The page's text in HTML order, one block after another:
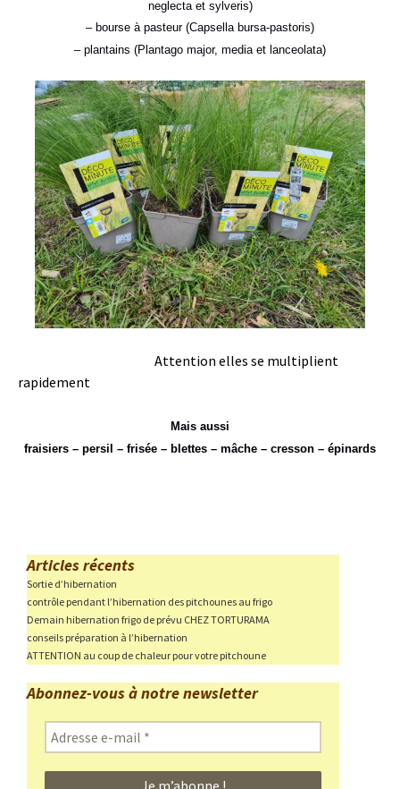
neglecta et sylveris)
– bourse à pasteur (Capsella bursa-pastoris)
– plantains (Plantago major, media et lanceolata)
Attention elles se multiplient
rapidement
Mais aussi
fraisiers – persil – frisée – blettes – mâche – cresson – épinards
Articles récents
Sortie d’hibernation
contrôle pendant l’hibernation des pitchounes au frigo
Demain hibernation frigo de prévu CHEZ TORTURAMA
conseils préparation à l’hibernation
ATTENTION au coup de chaleur pour votre pitchoune
Abonnez-vous à notre newsletter
Adresse
e-
mail